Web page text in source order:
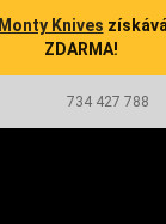
Monty Knives
ZDARMA!
734 427 788